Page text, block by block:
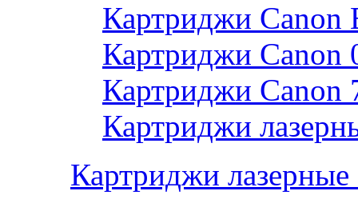
Картриджи Canon
Картриджи Canon
Картриджи Canon
Картриджи
Картриджи лазерные